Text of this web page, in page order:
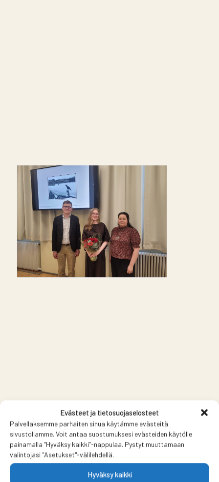
Evästeet ja tietosuojaselosteet
Palvellaksemme parhaiten sinua käytämme evästeitä
sivustollamme. Voit antaa suostumuksesi evästeiden käytölle
painamalla ”Hyväksy kaikki”-nappulaa. Pystyt muuttamaan
valintojasi "Asetukset"-välilehdellä.
Hyväksy kaikki